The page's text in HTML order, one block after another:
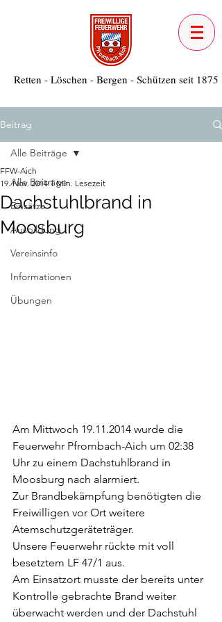
Retten - Löschen - Bergen - Schützen seit 1875
Beitrag
Alle Beiträge
Einsätze
Ausbildung
Vereinsinfo
Informationen
Übungen
Alle Beiträge
Dachstuhlbrand in
Moosburg
FFW-Aich
19. Nov. 2014 1 Min. Lesezeit
Am Mittwoch 19.11.2014 wurde die
Feuerwehr Pfrombach-Aich um 02:38
Uhr zu einem Dachstuhlbrand in
Moosburg nach alarmiert.
Zur Brandbekämpfung benötigten die
Freiwilligen vor Ort weitere
Atemschutzgeräteträger.
Unsere Feuerwehr rückte mit voll
besetztem LF 47/1 aus.
Am Einsatzort musste der bereits unter
Kontrolle gebrachte Brand weiter
überwacht werden und der Dachstuhl